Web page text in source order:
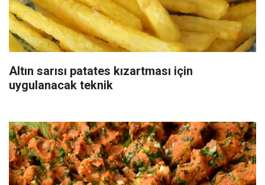
Altın sarısı patates kızartması için
uygulanacak teknik